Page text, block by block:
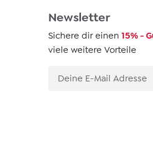
Newsletter
Sichere dir einen 15% -
viele weitere Vorteile